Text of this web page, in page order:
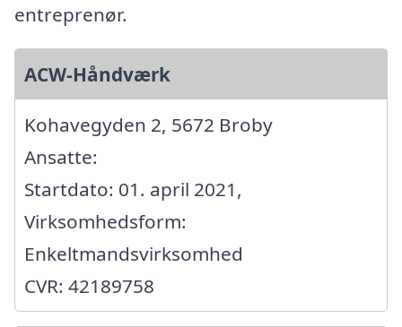
entreprenør.
ACW-Håndværk
Kohavegyden 2, 5672 Broby
Ansatte:
Startdato: 01. april 2021,
Virksomhedsform:
Enkeltmandsvirksomhed
CVR: 42189758